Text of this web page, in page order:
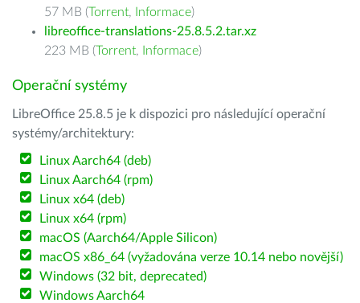
57 MB (Torrent, Informace)
libreoffice-translations-25.8.5.2.tar.xz
223 MB (Torrent, Informace)
Operační systémy
LibreOffice 25.8.5 je k dispozici pro následující operační
systémy/architektury:
Linux Aarch64 (deb)
Linux Aarch64 (rpm)
Linux x64 (deb)
Linux x64 (rpm)
macOS (Aarch64/Apple Silicon)
macOS x86_64 (vyžadována verze 10.14 nebo novější)
Windows (32 bit, deprecated)
Windows Aarch64